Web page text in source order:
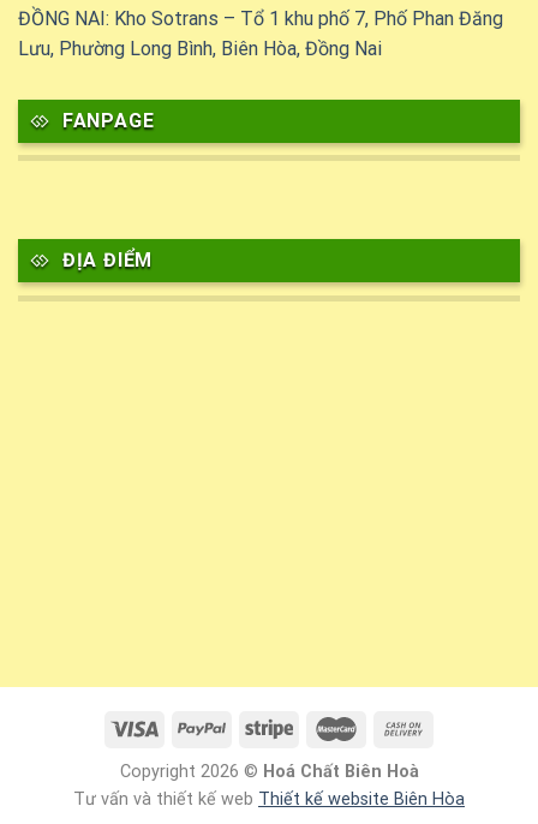
ĐỒNG NAI: Kho Sotrans – Tổ 1 khu phố 7, Phố Phan Đăng
Lưu, Phường Long Bình, Biên Hòa, Đồng Nai
FANPAGE
ĐỊA ĐIỂM
Copyright 2026 © Hoá Chất Biên Hoà
Tư vấn và thiết kế web Thiết kế website Biên Hòa